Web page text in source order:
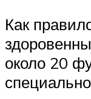
Как
около 20